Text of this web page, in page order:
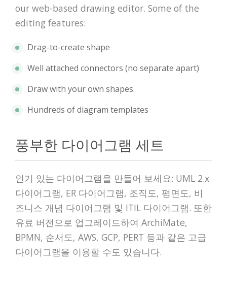
our web-based drawing editor. Some of the
editing features:
Drag-to-create shape
Well attached connectors (no separate apart)
Draw with your own shapes
Hundreds of diagram templates
풍부한 다이어그램 세트
인기 있는 다이어그램을 만들어 보세요: UML 2.x
다이어그램, ER 다이어그램, 조직도, 평면도, 비
즈니스 개념 다이어그램 및 ITIL 다이어그램. 또한
유료 버전으로 업그레이드하여 ArchiMate,
BPMN, 순서도, AWS, GCP, PERT 등과 같은 고급
다이어그램을 이용할 수도 있습니다.